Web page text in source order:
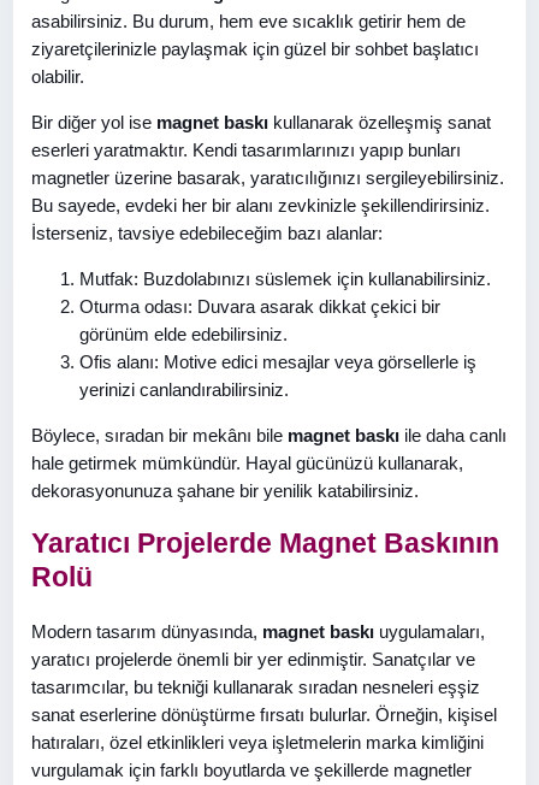
asabilirsiniz. Bu durum, hem eve sıcaklık getirir hem de
ziyaretçilerinizle paylaşmak için güzel bir sohbet başlatıcı
olabilir.
Bir diğer yol ise magnet baskı kullanarak özelleşmiş sanat
eserleri yaratmaktır. Kendi tasarımlarınızı yapıp bunları
magnetler üzerine basarak, yaratıcılığınızı sergileyebilirsiniz.
Bu sayede, evdeki her bir alanı zevkinizle şekillendirirsiniz.
İsterseniz, tavsiye edebileceğim bazı alanlar:
Mutfak: Buzdolabınızı süslemek için kullanabilirsiniz.
Oturma odası: Duvara asarak dikkat çekici bir
görünüm elde edebilirsiniz.
Ofis alanı: Motive edici mesajlar veya görsellerle iş
yerinizi canlandırabilirsiniz.
Böylece, sıradan bir mekânı bile magnet baskı ile daha canlı
hale getirmek mümkündür. Hayal gücünüzü kullanarak,
dekorasyonunuza şahane bir yenilik katabilirsiniz.
Yaratıcı Projelerde Magnet Baskının
Rolü
Modern tasarım dünyasında, magnet baskı uygulamaları,
yaratıcı projelerde önemli bir yer edinmiştir. Sanatçılar ve
tasarımcılar, bu tekniği kullanarak sıradan nesneleri eşşiz
sanat eserlerine dönüştürme fırsatı bulurlar. Örneğin, kişisel
hatıraları, özel etkinlikleri veya işletmelerin marka kimliğini
vurgulamak için farklı boyutlarda ve şekillerde magnetler